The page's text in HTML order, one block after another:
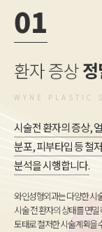
01
환자 증상
WYNE PLASTIC
시술전 환자의 증상,
분포, 피부타입 등 철
분석을 시행합니다.
와인성형외과는 다양한 시
시술 전 환자의 상태를 면
토태로 철저한 시술계획을